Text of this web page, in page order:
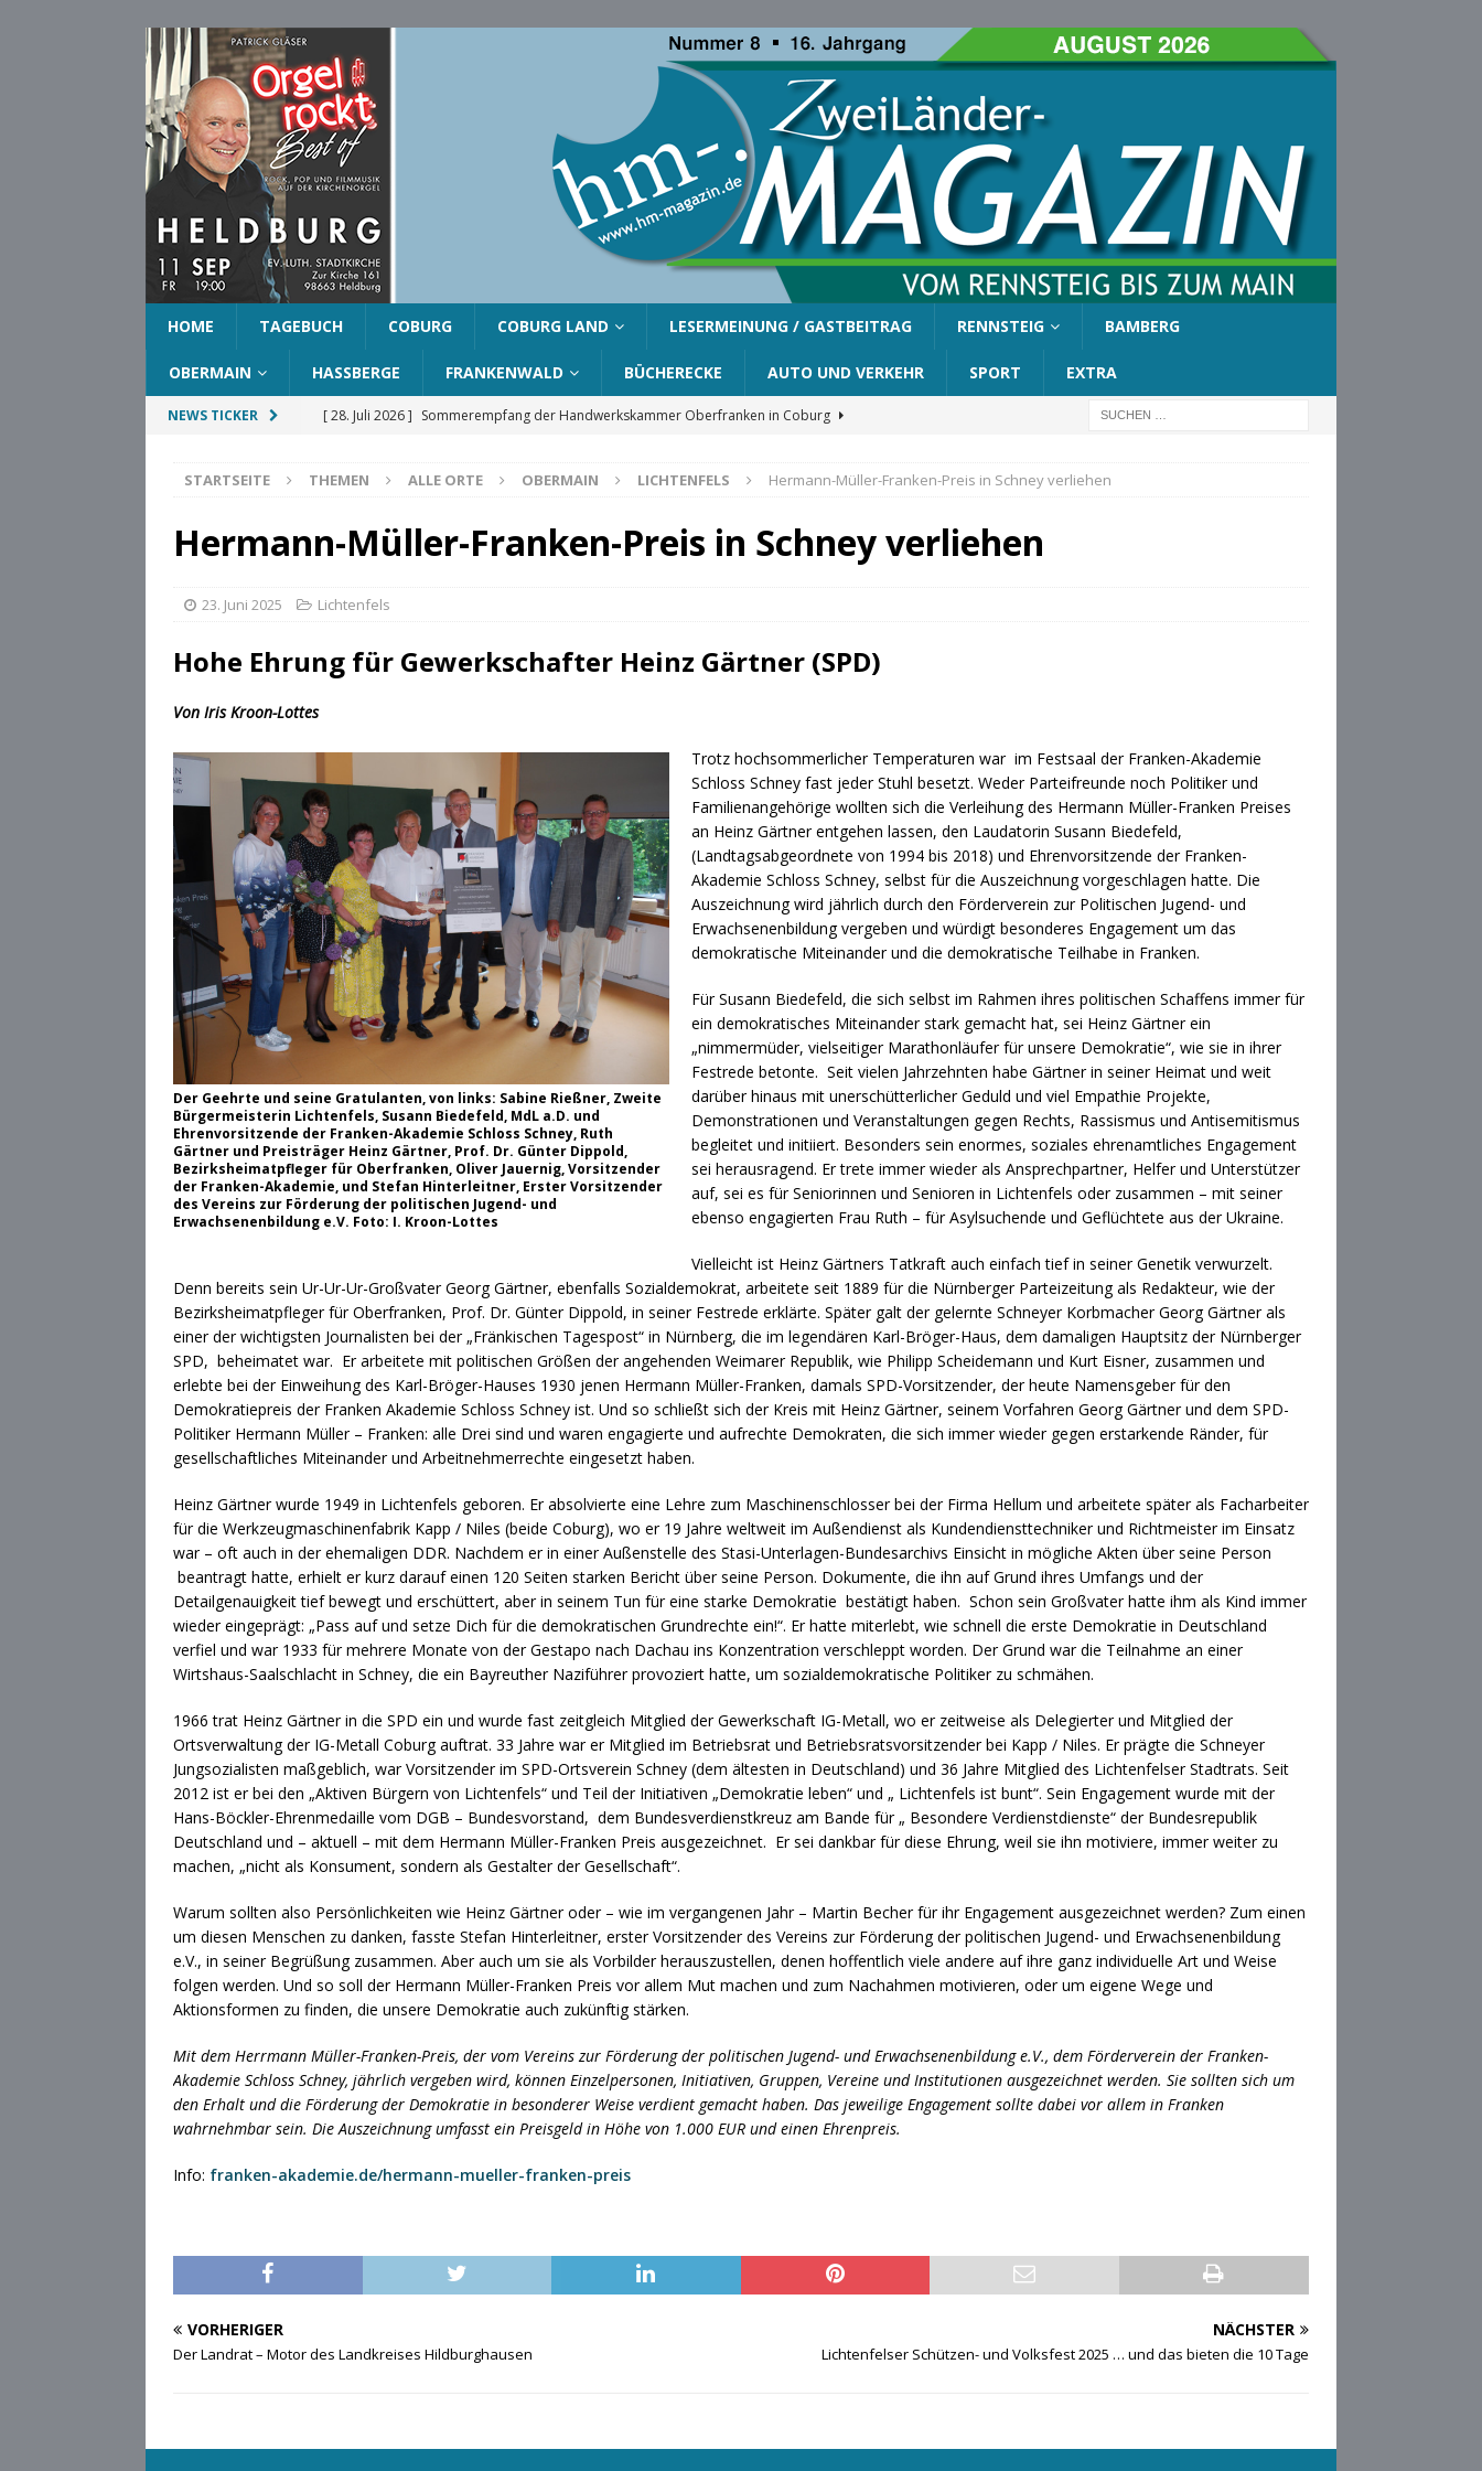
HOME TAGEBUCH COBURG COBURG LAND LESERMEINUNG / GASTBEITRAG RENNSTEIG BAMBERG
OBERMAIN HASSBERGE FRANKENWALD BÜCHERECKE AUTO UND VERKEHR SPORT EXTRA
NEWS TICKER [ 28. Juli 2026 ] Sommerempfang der Handwerkskammer Oberfranken in Coburg
[ 28. Juli 2026 ] Ehrenring der Gemeinde Ahorn für Silvia Finzel
AHORN
[ 28. Juli 2026 ]
Die Csárdásfürstin auf der Waldbühne Heldritt
BAD RODACH
[ 28. Juli 2026 ]
STARTSEITE THEMEN ALLE ORTE OBERMAIN LICHTENFELS Hermann-Müller-Franken-Preis in Schney verliehen
Hermann-Müller-Franken-Preis in Schney verliehen
23. Juni 2025 Lichtenfels
Hohe Ehrung für Gewerkschafter Heinz Gärtner (SPD)
Von Iris Kroon-Lottes
Der Geehrte und seine Gratulanten, von links: Sabine Rießner, Zweite
Bürgermeisterin Lichtenfels, Susann Biedefeld, MdL a.D. und
Ehrenvorsitzende der Franken-Akademie Schloss Schney, Ruth
Gärtner und Preisträger Heinz Gärtner, Prof. Dr. Günter Dippold,
Bezirksheimatpfleger für Oberfranken, Oliver Jauernig, Vorsitzender
der Franken-Akademie, und Stefan Hinterleitner, Erster Vorsitzender
des Vereins zur Förderung der politischen Jugend- und
Erwachsenenbildung e.V. Foto: I. Kroon-Lottes
Trotz hochsommerlicher Temperaturen war im Festsaal der Franken-Akademie
Schloss Schney fast jeder Stuhl besetzt. Weder Parteifreunde noch Politiker und
Familienangehörige wollten sich die Verleihung des Hermann Müller-Franken Preises
an Heinz Gärtner entgehen lassen, den Laudatorin Susann Biedefeld,
(Landtagsabgeordnete von 1994 bis 2018) und Ehrenvorsitzende der Franken-
Akademie Schloss Schney, selbst für die Auszeichnung vorgeschlagen hatte. Die
Auszeichnung wird jährlich durch den Förderverein zur Politischen Jugend- und
Erwachsenenbildung vergeben und würdigt besonderes Engagement um das
demokratische Miteinander und die demokratische Teilhabe in Franken.
Für Susann Biedefeld, die sich selbst im Rahmen ihres politischen Schaffens immer für
ein demokratisches Miteinander stark gemacht hat, sei Heinz Gärtner ein
„nimmermüder, vielseitiger Marathonläufer für unsere Demokratie“, wie sie in ihrer
Festrede betonte. Seit vielen Jahrzehnten habe Gärtner in seiner Heimat und weit
darüber hinaus mit unerschütterlicher Geduld und viel Empathie Projekte,
Demonstrationen und Veranstaltungen gegen Rechts, Rassismus und Antisemitismus
begleitet und initiiert. Besonders sein enormes, soziales ehrenamtliches Engagement
sei herausragend. Er trete immer wieder als Ansprechpartner, Helfer und Unterstützer
auf, sei es für Seniorinnen und Senioren in Lichtenfels oder zusammen – mit seiner
ebenso engagierten Frau Ruth – für Asylsuchende und Geflüchtete aus der Ukraine.
Vielleicht ist Heinz Gärtners Tatkraft auch einfach tief in seiner Genetik verwurzelt.
Denn bereits sein Ur-Ur-Ur-Großvater Georg Gärtner, ebenfalls Sozialdemokrat, arbeitete seit 1889 für die Nürnberger Parteizeitung als Redakteur, wie der
Bezirksheimatpfleger für Oberfranken, Prof. Dr. Günter Dippold, in seiner Festrede erklärte. Später galt der gelernte Schneyer Korbmacher Georg Gärtner als
einer der wichtigsten Journalisten bei der „Fränkischen Tagespost“ in Nürnberg, die im legendären Karl-Bröger-Haus, dem damaligen Hauptsitz der Nürnberger
SPD, beheimatet war. Er arbeitete mit politischen Größen der angehenden Weimarer Republik, wie Philipp Scheidemann und Kurt Eisner, zusammen und
erlebte bei der Einweihung des Karl-Bröger-Hauses 1930 jenen Hermann Müller-Franken, damals SPD-Vorsitzender, der heute Namensgeber für den
Demokratiepreis der Franken Akademie Schloss Schney ist. Und so schließt sich der Kreis mit Heinz Gärtner, seinem Vorfahren Georg Gärtner und dem SPD-
Politiker Hermann Müller – Franken: alle Drei sind und waren engagierte und aufrechte Demokraten, die sich immer wieder gegen erstarkende Ränder, für
gesellschaftliches Miteinander und Arbeitnehmerrechte eingesetzt haben.
Heinz Gärtner wurde 1949 in Lichtenfels geboren. Er absolvierte eine Lehre zum Maschinenschlosser bei der Firma Hellum und arbeitete später als Facharbeiter
für die Werkzeugmaschinenfabrik Kapp / Niles (beide Coburg), wo er 19 Jahre weltweit im Außendienst als Kundendiensttechniker und Richtmeister im Einsatz
war – oft auch in der ehemaligen DDR. Nachdem er in einer Außenstelle des Stasi-Unterlagen-Bundesarchivs Einsicht in mögliche Akten über seine Person
beantragt hatte, erhielt er kurz darauf einen 120 Seiten starken Bericht über seine Person. Dokumente, die ihn auf Grund ihres Umfangs und der
Detailgenauigkeit tief bewegt und erschüttert, aber in seinem Tun für eine starke Demokratie bestätigt haben. Schon sein Großvater hatte ihm als Kind immer
wieder eingeprägt: „Pass auf und setze Dich für die demokratischen Grundrechte ein!“. Er hatte miterlebt, wie schnell die erste Demokratie in Deutschland
verfiel und war 1933 für mehrere Monate von der Gestapo nach Dachau ins Konzentration verschleppt worden. Der Grund war die Teilnahme an einer
Wirtshaus-Saalschlacht in Schney, die ein Bayreuther Naziführer provoziert hatte, um sozialdemokratische Politiker zu schmähen.
1966 trat Heinz Gärtner in die SPD ein und wurde fast zeitgleich Mitglied der Gewerkschaft IG-Metall, wo er zeitweise als Delegierter und Mitglied der
Ortsverwaltung der IG-Metall Coburg auftrat. 33 Jahre war er Mitglied im Betriebsrat und Betriebsratsvorsitzender bei Kapp / Niles. Er prägte die Schneyer
Jungsozialisten maßgeblich, war Vorsitzender im SPD-Ortsverein Schney (dem ältesten in Deutschland) und 36 Jahre Mitglied des Lichtenfelser Stadtrats. Seit
2012 ist er bei den „Aktiven Bürgern von Lichtenfels“ und Teil der Initiativen „Demokratie leben“ und „ Lichtenfels ist bunt“. Sein Engagement wurde mit der
Hans-Böckler-Ehrenmedaille vom DGB – Bundesvorstand, dem Bundesverdienstkreuz am Bande für „ Besondere Verdienstdienste“ der Bundesrepublik
Deutschland und – aktuell – mit dem Hermann Müller-Franken Preis ausgezeichnet. Er sei dankbar für diese Ehrung, weil sie ihn motiviere, immer weiter zu
machen, „nicht als Konsument, sondern als Gestalter der Gesellschaft“.
Warum sollten also Persönlichkeiten wie Heinz Gärtner oder – wie im vergangenen Jahr – Martin Becher für ihr Engagement ausgezeichnet werden? Zum einen
um diesen Menschen zu danken, fasste Stefan Hinterleitner, erster Vorsitzender des Vereins zur Förderung der politischen Jugend- und Erwachsenenbildung
e.V., in seiner Begrüßung zusammen. Aber auch um sie als Vorbilder herauszustellen, denen hoffentlich viele andere auf ihre ganz individuelle Art und Weise
folgen werden. Und so soll der Hermann Müller-Franken Preis vor allem Mut machen und zum Nachahmen motivieren, oder um eigene Wege und
Aktionsformen zu finden, die unsere Demokratie auch zukünftig stärken.
Mit dem Herrmann Müller-Franken-Preis, der vom Vereins zur Förderung der politischen Jugend- und Erwachsenenbildung e.V., dem Förderverein der Franken-
Akademie Schloss Schney, jährlich vergeben wird, können Einzelpersonen, Initiativen, Gruppen, Vereine und Institutionen ausgezeichnet werden. Sie sollten sich um
den Erhalt und die Förderung der Demokratie in besonderer Weise verdient gemacht haben. Das jeweilige Engagement sollte dabei vor allem in Franken
wahrnehmbar sein. Die Auszeichnung umfasst ein Preisgeld in Höhe von 1.000 EUR und einen Ehrenpreis.
Info: franken-akademie.de/hermann-mueller-franken-preis
VORHERIGER
Der Landrat – Motor des Landkreises Hildburghausen
NÄCHSTER
Lichtenfelser Schützen- und Volksfest 2025 … und das bieten die 10 Tage